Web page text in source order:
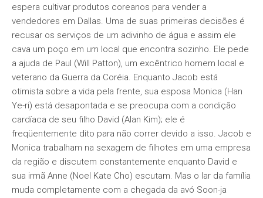
espera cultivar produtos coreanos para vender a
vendedores em Dallas. Uma de suas primeiras decisões é
recusar os serviços de um adivinho de água e assim ele
cava um poço em um local que encontra sozinho. Ele pede
a ajuda de Paul (Will Patton), um excêntrico homem local e
veterano da Guerra da Coréia. Enquanto Jacob está
otimista sobre a vida pela frente, sua esposa Monica (Han
Ye-ri) está desapontada e se preocupa com a condição
cardíaca de seu filho David (Alan Kim); ele é
freqüentemente dito para não correr devido a isso. Jacob e
Monica trabalham na sexagem de filhotes em uma empresa
da região e discutem constantemente enquanto David e
sua irmã Anne (Noel Kate Cho) escutam. Mas o lar da família
muda completamente com a chegada da avó Soon-ja